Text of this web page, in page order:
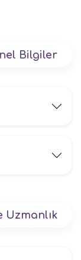
Bilgiler
Uzmanlık